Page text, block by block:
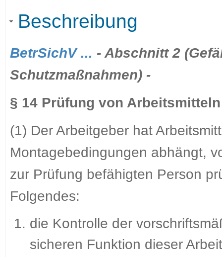
Beschreibung
BetrSichV ... - Abschnitt 2
Schutzmaßnahmen) -
§ 14 Prüfung von Arbeitsmitteln
(1) Der Arbeitgeber hat
Montagebedingungen abhängt,
zur Prüfung befähigten Person
Folgendes:
die Kontrolle der
sicheren Funktion dieser